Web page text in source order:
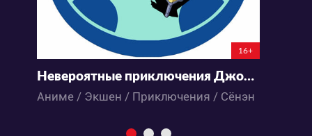
16+
Невероятные приключения ДжоДжо 5 сезон: Золотой ветер
Аниме / Экшен / Приключения / Сёнэн